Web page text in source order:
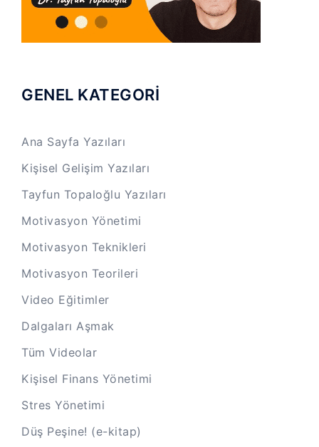
GENEL KATEGORİ
Ana Sayfa Yazıları
Kişisel Gelişim Yazıları
Tayfun Topaloğlu Yazıları
Motivasyon Yönetimi
Motivasyon Teknikleri
Motivasyon Teorileri
Video Eğitimler
Dalgaları Aşmak
Tüm Videolar
Kişisel Finans Yönetimi
Stres Yönetimi
Düş Peşine! (e-kitap)